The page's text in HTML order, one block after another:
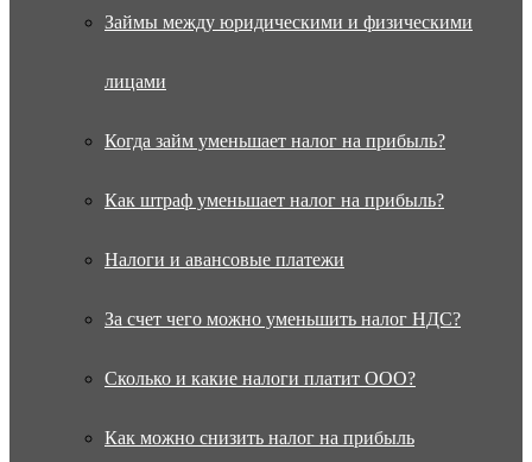
Займы между юридическими и физическими
лицами
Когда займ уменьшает налог на прибыль?
Как штраф уменьшает налог на прибыль?
Налоги и авансовые платежи
За счет чего можно уменьшить налог НДС?
Сколько и какие налоги платит ООО?
Как можно снизить налог на прибыль